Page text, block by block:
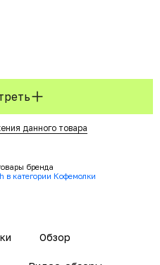
данного товара
бренда
в категории Кофемолки
Обзор